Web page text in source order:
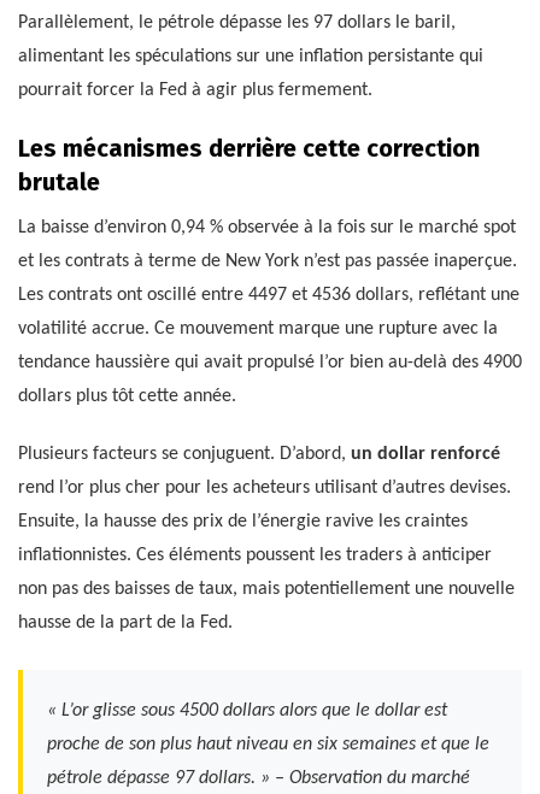
Parallèlement, le pétrole dépasse les 97 dollars le baril,
alimentant les spéculations sur une inflation persistante qui
pourrait forcer la Fed à agir plus fermement.
Les mécanismes derrière cette correction
brutale
La baisse d’environ 0,94 % observée à la fois sur le marché spot
et les contrats à terme de New York n’est pas passée inaperçue.
Les contrats ont oscillé entre 4497 et 4536 dollars, reflétant une
volatilité accrue. Ce mouvement marque une rupture avec la
tendance haussière qui avait propulsé l’or bien au-delà des 4900
dollars plus tôt cette année.
Plusieurs facteurs se conjuguent. D’abord, un dollar renforcé
rend l’or plus cher pour les acheteurs utilisant d’autres devises.
Ensuite, la hausse des prix de l’énergie ravive les craintes
inflationnistes. Ces éléments poussent les traders à anticiper
non pas des baisses de taux, mais potentiellement une nouvelle
hausse de la part de la Fed.
« L’or glisse sous 4500 dollars alors que le dollar est
proche de son plus haut niveau en six semaines et que le
pétrole dépasse 97 dollars. » – Observation du marché